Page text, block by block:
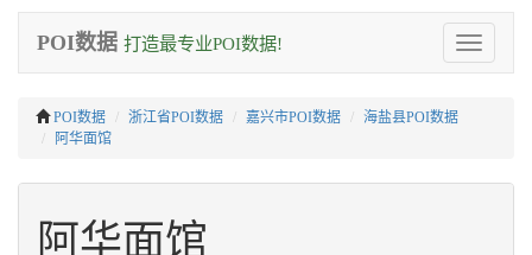
Toggle
navigation
POI数据 打造最专业POI数据!
POI数据 浙江省POI数据 嘉兴市POI数据
海盐县POI数据
阿华面馆
阿华面馆